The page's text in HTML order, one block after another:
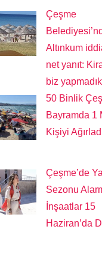
Çeşme
Altınkum
net yanıt:
biz yapmadık
50 Binlik
Bayramda 1
Kişiyi
Çeşme’de
Sezonu
İnşaatlar 15
Haziran’da